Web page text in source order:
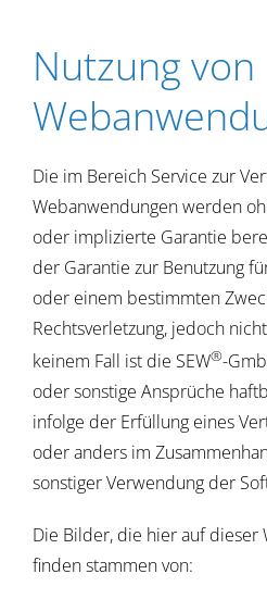
Nutzung von
Die im Bereich Service zur
Webanwendungen werden
oder implizierte Garantie
der Garantie zur Benutzung
oder einem bestimmten
Rechtsverletzung, jedoch
keinem Fall ist die SEW®-
oder sonstige Ansprüche
infolge der Erfüllung eines
oder anders im
sonstiger Verwendung der
Die Bilder, die hier auf dieser
finden stammen von: